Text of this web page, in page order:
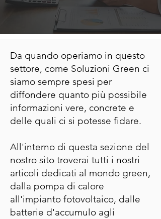
Da quando operiamo in questo
settore, come Soluzioni Green ci
siamo sempre spesi per
diffondere quanto più possibile
informazioni vere, concrete e
delle quali ci si potesse fidare.
All'interno di questa sezione del
nostro sito troverai tutti i nostri
articoli dedicati al mondo green,
dalla pompa di calore
all'impianto fotovoltaico, dalle
batterie d'accumulo agli